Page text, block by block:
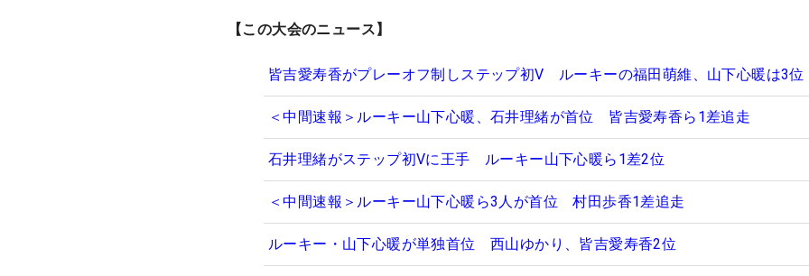
【この大会のニュース】
皆吉愛寿香がプレーオフ制しステップ初V ルーキーの福田萌維、山下心暖は3位
＜中間速報＞ルーキー山下心暖、石井理緒が首位 皆吉愛寿香ら1差追走
石井理緒がステップ初Vに王手 ルーキー山下心暖ら1差2位
＜中間速報＞ルーキー山下心暖ら3人が首位 村田歩香1差追走
ルーキー・山下心暖が単独首位 西山ゆかり、皆吉愛寿香2位